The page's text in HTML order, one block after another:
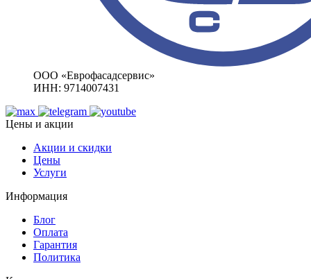
ООО «Еврофасадсервис»
ИНН: 9714007431
Цены и акции
Акции и скидки
Цены
Услуги
Информация
Блог
Оплата
Гарантия
Политика